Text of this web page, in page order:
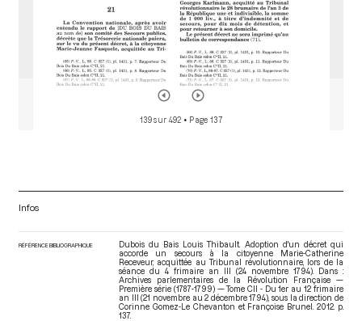
139 sur 492 • Page 137
Infos
RÉFÉRENCE BIBLIOGRAPHIQUE
Dubois du Bais Louis Thibault. Adoption d'un décret qui
accorde un secours à la citoyenne Marie-Catherine
Receveur, acquittée au Tribunal révolutionnaire, lors de la
séance du 4 frimaire an III (24 novembre 1794). Dans :
Archives parlementaires de la Révolution Française —
Première série (1787-1799) — Tome CII - Du 1er au 12 frimaire
an III (21 novembre au 2 décembre 1794) , sous la direction de
Corinne Gomez-Le Chevanton et Françoise Brunel. 2012. p.
137.